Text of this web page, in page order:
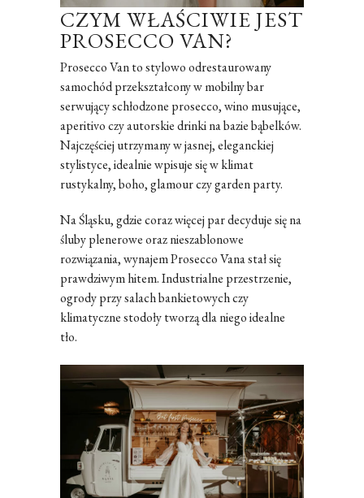
CZYM WŁAŚCIWIE JEST
PROSECCO VAN?
Prosecco Van to stylowo odrestaurowany
samochód przekształcony w mobilny bar
serwujący schłodzone prosecco, wino musujące,
aperitivo czy autorskie drinki na bazie bąbelków.
Najczęściej utrzymany w jasnej, eleganckiej
stylistyce, idealnie wpisuje się w klimat
rustykalny, boho, glamour czy garden party.
Na Śląsku, gdzie coraz więcej par decyduje się na
śluby plenerowe oraz nieszablonowe
rozwiązania, wynajem Prosecco Vana stał się
prawdziwym hitem. Industrialne przestrzenie,
ogrody przy salach bankietowych czy
klimatyczne stodoły tworzą dla niego idealne
tło.